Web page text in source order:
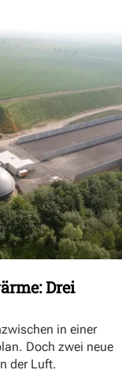
Drei
in einer
Doch zwei neue
der Luft.